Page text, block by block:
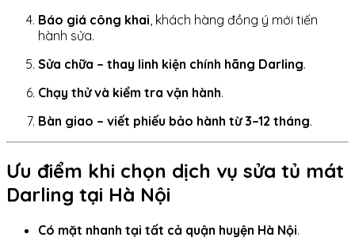
Báo giá công khai , khách hàng đồng ý mới tiến
hành sửa.
Sửa chữa – thay linh kiện chính hãng Darling.
Chạy thử và kiểm tra vận hành.
Bàn giao – viết phiếu bảo hành từ 3–12 tháng.
Ưu điểm khi chọn dịch vụ sửa tủ mát
Darling tại Hà Nội
Có mặt nhanh tại tất cả quận huyện Hà Nội.